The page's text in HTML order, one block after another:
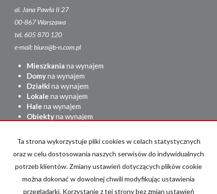
al. Jana Pawła II 27
00-867 Warszawa
tel. 605 870 120
e-mail: biuro@b-n.com.pl
Mieszkania na wynajem
Domyna wynajem
Działki na wynajem
Lokale na wynajem
Hale na wynajem
Obiektyna wynajem
Domy na sprzedaż
Działkina sprzedaż
Lokalena sprzedaż
Hale
na sprzedaż
Obiektyna sprzedaż
Ta strona wykorzystuje pliki cookies w celach statystycznych
oraz w celu dostosowania naszych serwisów do indywidualnych
potrzeb klientów. Zmiany ustawień dotyczących plików cookie
można dokonać w dowolnej chwili modyfikując ustawienia
przeglądarki. Korzystanie z tej strony bez zmian ustawień